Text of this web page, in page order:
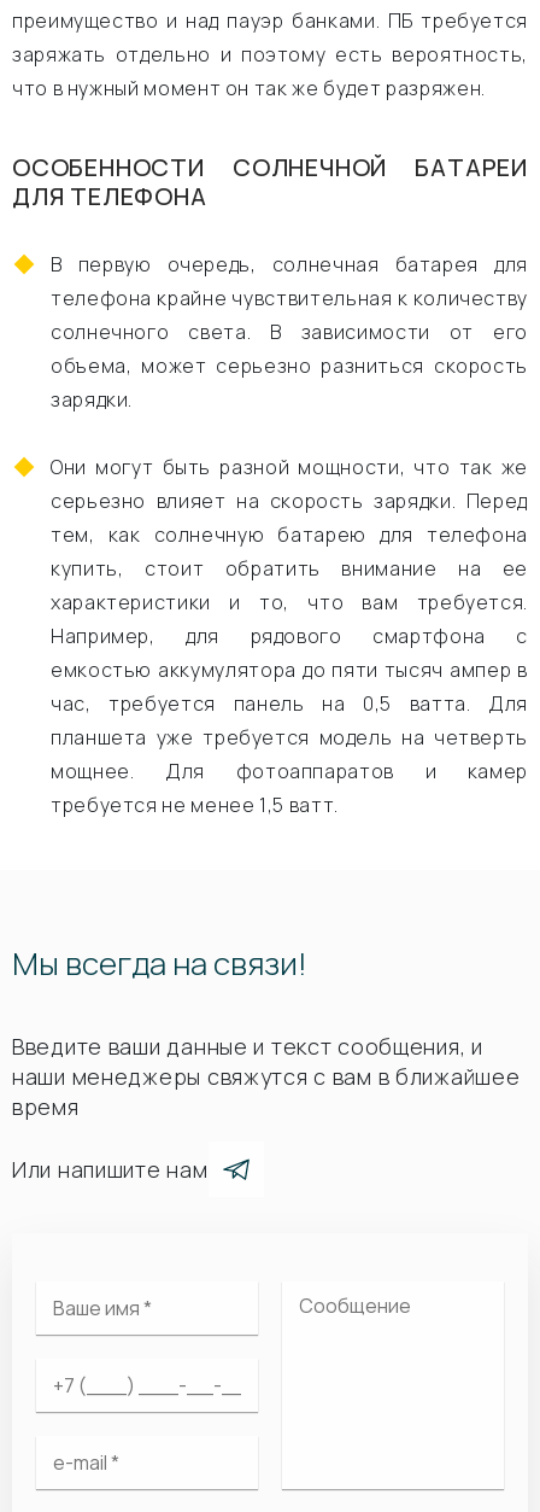
преимущество и над пауэр банками. ПБ требуется
заряжать отдельно и поэтому есть вероятность,
что в нужный момент он так же будет разряжен.
ОСОБЕННОСТИ СОЛНЕЧНОЙ БАТАРЕИ
ДЛЯ ТЕЛЕФОНА
В первую очередь, солнечная батарея для
телефона крайне чувствительная к количеству
солнечного света. В зависимости от его
объема, может серьезно разниться скорость
зарядки.
Они могут быть разной мощности, что так же
серьезно влияет на скорость зарядки. Перед
тем, как солнечную батарею для телефона
купить, стоит обратить внимание на ее
характеристики и то, что вам требуется.
Например, для рядового смартфона с
емкостью аккумулятора до пяти тысяч ампер в
час, требуется панель на 0,5 ватта. Для
планшета уже требуется модель на четверть
мощнее. Для фотоаппаратов и камер
требуется не менее 1,5 ватт.
Мы всегда на связи!
Введите ваши данные и текст сообщения, и
наши менеджеры свяжутся с вам в ближайшее
время
Или напишите нам